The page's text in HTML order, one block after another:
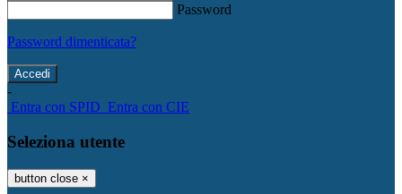
Password
Password dimenticata?
-
Entra con SPID Entra con CIE
Seleziona utente
button close ×